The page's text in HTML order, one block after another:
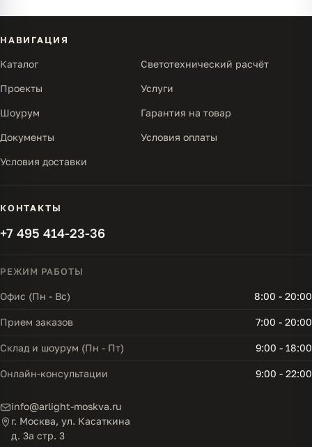
НАВИГАЦИЯ
Каталог Светотехнический расчёт
Проекты Услуги
Шоурум Гарантия на товар
Документы Условия оплаты
Условия доставки
КОНТАКТЫ
+7 495 414-23-36
РЕЖИМ РАБОТЫ
Офис (Пн - Вс) 8:00 - 20:00
Прием заказов 7:00 - 20:00
Склад и шоурум (Пн - Пт) 9:00 - 18:00
Онлайн-консультации 9:00 - 22:00
info@arlight-moskva.ru
г. Москва, ул. Касаткина
д. 3а стр. 3